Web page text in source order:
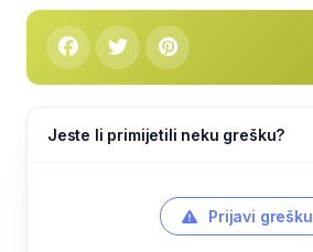
Jeste li primijetili neku grešku?
Prijavi grešku